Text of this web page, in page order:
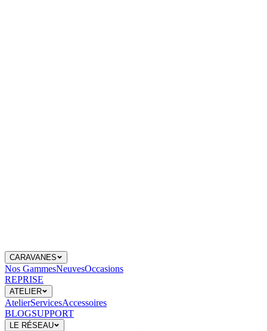
CARAVANES
Nos GammesNeuvesOccasions
REPRISE
ATELIER
AtelierServicesAccessoires
BLOGSUPPORT
LE RÉSEAU